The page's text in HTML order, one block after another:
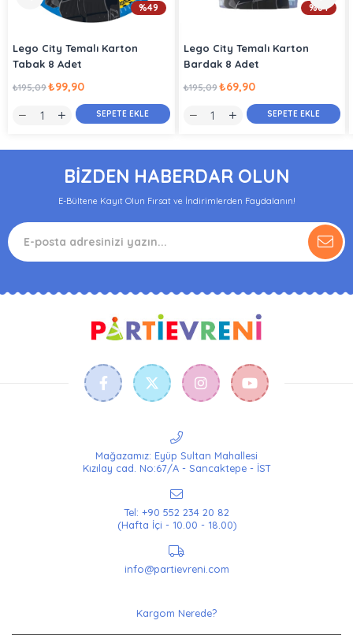
Lego City Temalı Karton
Tabak 8 Adet
₺99,90
₺195,09
SEPETE EKLE
%49
Lego City Temalı Karton
Bardak 8 Adet
₺69,90
₺195,09
SEPETE EKLE
%64
BİZDEN HABERDAR OLUN
E-Bültene Kayıt Olun Fırsat ve İndirimlerden Faydalanın!
Mağazamız: Eyüp Sultan Mahallesi
Kızılay cad. No:67/A - Sancaktepe - İST
Tel: +90 552 234 20 82
(Hafta İçi - 10.00 - 18.00)
info@partievreni.com
Kargom Nerede?